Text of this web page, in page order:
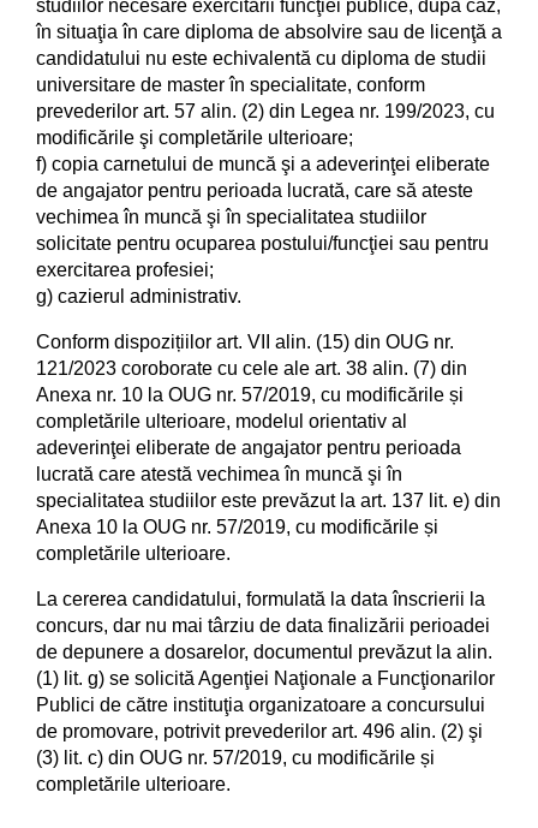
studiilor necesare exercitării funcţiei publice, după caz,
în situaţia în care diploma de absolvire sau de licenţă a
candidatului nu este echivalentă cu diploma de studii
universitare de master în specialitate, conform
prevederilor art. 57 alin. (2) din Legea nr. 199/2023, cu
modificările şi completările ulterioare;
f) copia carnetului de muncă şi a adeverinţei eliberate
de angajator pentru perioada lucrată, care să ateste
vechimea în muncă şi în specialitatea studiilor
solicitate pentru ocuparea postului/funcţiei sau pentru
exercitarea profesiei;
g) cazierul administrativ.
Conform dispozițiilor art. VII alin. (15) din OUG nr.
121/2023 coroborate cu cele ale art. 38 alin. (7) din
Anexa nr. 10 la OUG nr. 57/2019, cu modificările și
completările ulterioare, modelul orientativ al
adeverinţei eliberate de angajator pentru perioada
lucrată care atestă vechimea în muncă şi în
specialitatea studiilor este prevăzut la art. 137 lit. e) din
Anexa 10 la OUG nr. 57/2019, cu modificările și
completările ulterioare.
La cererea candidatului, formulată la data înscrierii la
concurs, dar nu mai târziu de data finalizării perioadei
de depunere a dosarelor, documentul prevăzut la alin.
(1) lit. g) se solicită Agenţiei Naţionale a Funcţionarilor
Publici de către instituţia organizatoare a concursului
de promovare, potrivit prevederilor art. 496 alin. (2) şi
(3) lit. c) din OUG nr. 57/2019, cu modificările și
completările ulterioare.